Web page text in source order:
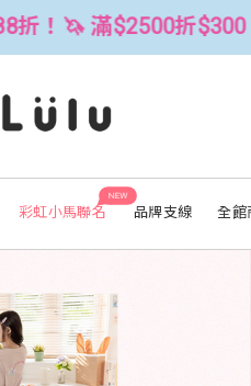
全館3件
NEW
彩虹小馬聯名 品牌支線 全館